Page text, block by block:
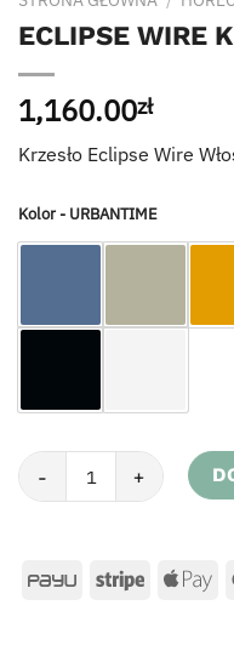
ECLIPSE WIRE
1,160.00zł
Krzesło Eclipse Wire
Kolor - URBANTIME
ilość ECLIPSE WIRE Krzesło